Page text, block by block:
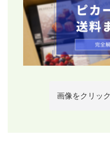
画像をクリッ